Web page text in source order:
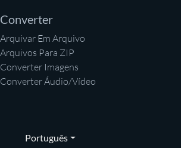
Converter
Arquivar Em Arquivo
Arquivos Para ZIP
Converter Imagens
Converter Áudio/Vídeo
Português